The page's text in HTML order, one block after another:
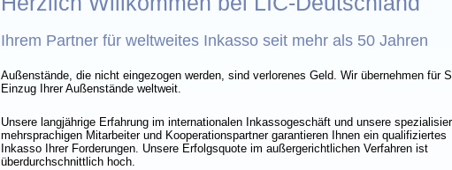
Ihrem Partner für weltweites Inkasso seit mehr als 50 Jahren
Außenstände, die nicht eingezogen werden, sind verlorenes Geld. Wir übernehmen für
Einzug Ihrer Außenstände weltweit.
Unsere langjährige Erfahrung im internationalen Inkassogeschäft und unsere
mehrsprachigen Mitarbeiter und Kooperationspartner garantieren Ihnen ein qualifiziertes
Inkasso Ihrer Forderungen. Unsere Erfolgsquote im außergerichtlichen Verfahren ist
überdurchschnittlich hoch.